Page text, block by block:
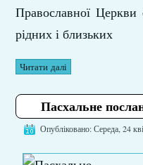
Православної
рідних і близьких
Читати далі
Пасхальне
Опубліковано: Середа, 24